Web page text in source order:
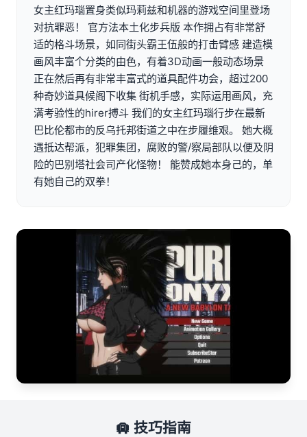
女主红玛瑙置身类似玛莉兹和机器的游戏空间里登场
对抗罪恶！ 官方法本土化步兵版 本作拥占有非常舒
适的格斗场景，如同街头霸王伍般的打击臂感 建造模
画风丰富个分类的由色，有着3D动画一般动态场景
正在然后再有非常丰富式的道具配件功会，超过200
种奇妙道具候阁下收集 街机手感，实际运用画风，充
满考验性的hirer搏斗 我们的女主红玛瑙行步在最新
巴比伦都市的反乌托邦街道之中在步履维艰。 她大概
遇抵达帮派，犯罪集团，腐败的警/察局部队以便及阴
险的巴别塔社会司产化怪物！ 能赞成她本身己的，单
有她自己的双拳！
🛄 技巧指南